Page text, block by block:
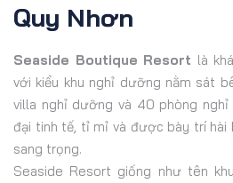
Quy Nhơn
Seaside Boutique Resort là
với kiểu khu nghỉ dưỡng nằm sát
villa nghỉ dưỡng và 40 phòng
đại tinh tế, tỉ mỉ và được bày trí hài
sang trọng.
Seaside Resort giống như tên